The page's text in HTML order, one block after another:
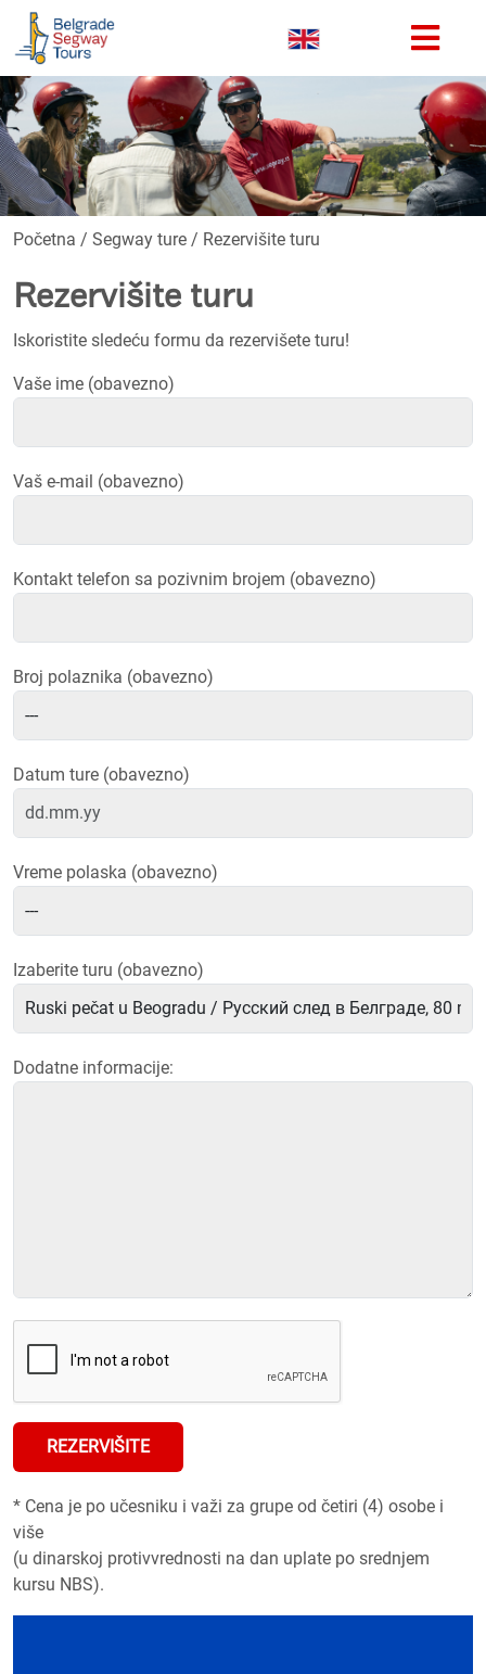
Početna / Segway ture / Rezervišite turu
Rezervišite turu
Iskoristite sledeću formu da rezervišete turu!
Vaše ime (obavezno)
Vaš e-mail (obavezno)
Kontakt telefon sa pozivnim brojem (obavezno)
Broj polaznika (obavezno)
Datum ture (obavezno)
Vreme polaska (obavezno)
Izaberite turu (obavezno)
Dodatne informacije:
REZERVIŠITE
* Cena je po učesniku i važi za grupe od četiri (4) osobe i
više
(u dinarskoj protivvrednosti na dan uplate po srednjem
kursu NBS).